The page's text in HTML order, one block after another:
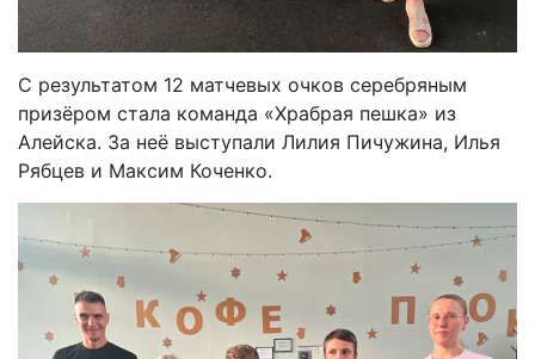
С результатом 12 матчевых очков серебряным
призёром стала команда «Храбрая пешка» из
Алейска. За неё выступали Лилия Пичужина, Илья
Рябцев и Максим Коченко.